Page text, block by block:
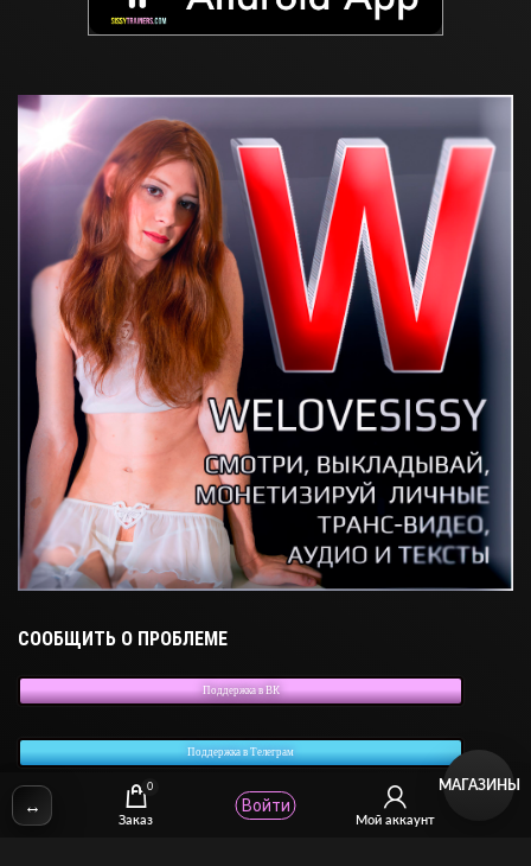
СООБЩИТЬ О ПРОБЛЕМЕ
Поддержка в ВК
Поддержка в Телеграм
✉Email: stcomhelp@gmail.com
↔
0
Заказ Мой аккаунт
Войти
МАГАЗИНЫ